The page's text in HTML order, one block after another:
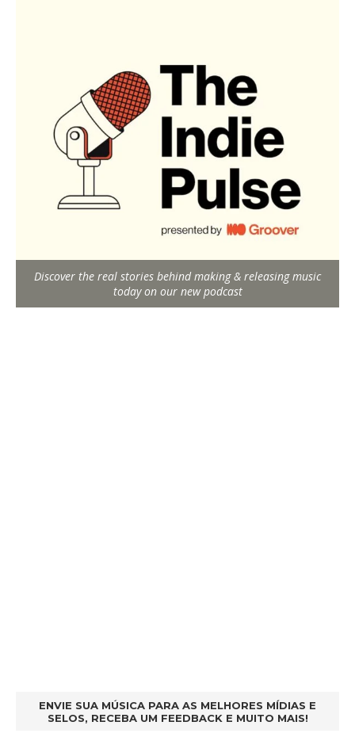
Discover the real stories behind making & releasing music
today on our new podcast
ENVIE SUA MÚSICA PARA AS MELHORES MÍDIAS E
SELOS, RECEBA UM FEEDBACK E MUITO MAIS!